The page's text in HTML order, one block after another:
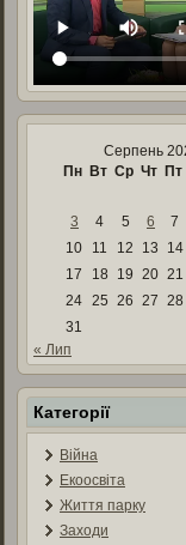
Серпень
Пн Вт Ср Чт Пт
3
4 5 6 7
10
11 12 13 14
17
18 19 20 21
24 25 26 27 28
31
« Лип
Категорії
Війна
Екоосвіта
Життя парку
Заходи